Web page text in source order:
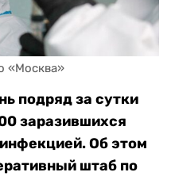
«Москва»
подряд за сутки
заразившихся
Об этом
штаб по